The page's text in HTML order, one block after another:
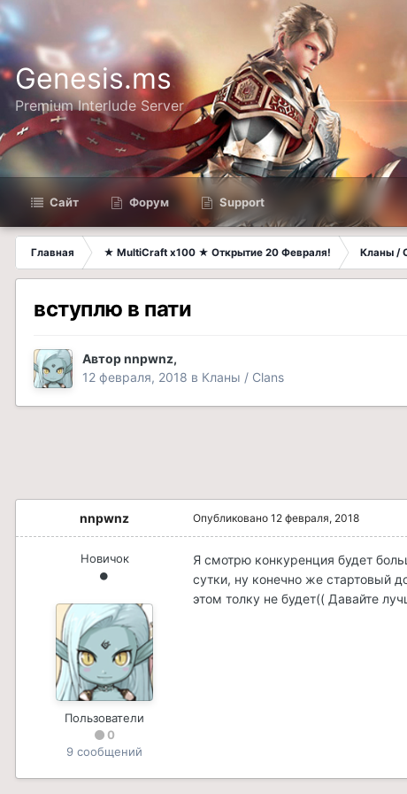
Genesis.ms
Premium Interlude Server
Сайт Форум Support
Главная ★ MultiCraft x100 ★ Открытие 20 Февраля! Кланы /
вступлю в пати
Авторnnpwnz,
12 февраля, 2018 в Кланы / Clans
nnpwnz
Новичок
Пользователи
0
9 сообщений
Опубликовано 12 февраля, 2018
Я смотрю конкуренция будет
сутки, ну конечно же стартовый
этом толку не будет(( Давайте